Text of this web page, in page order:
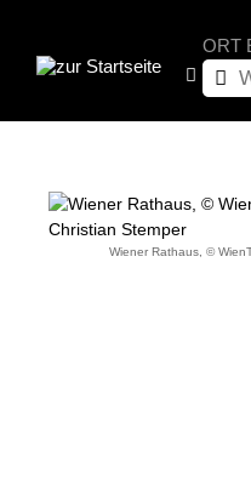
ORT
Wiener Rathaus, ©